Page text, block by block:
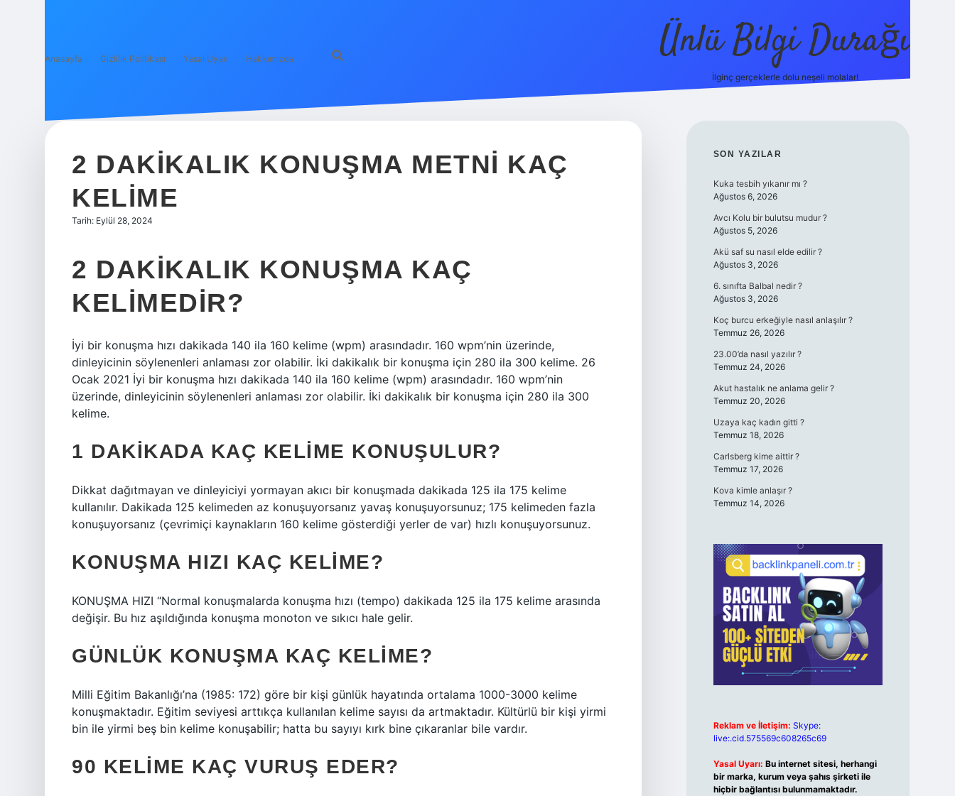
Anasayfa Gizlilik Politikası Yasal Uyarı Hakkımızda Ünlü Bilgi Durağı
İlginç gerçeklerle dolu neşeli molalar!
2 DAKIKALIK KONUŞMA METNI KAÇ
KELIME
Tarih: Eylül 28, 2024
2 DAKIKALIK KONUŞMA KAÇ
KELIMEDIR?
İyi bir konuşma hızı dakikada 140 ila 160 kelime (wpm) arasındadır. 160 wpm’nin üzerinde,
dinleyicinin söylenenleri anlaması zor olabilir. İki dakikalık bir konuşma için 280 ila 300 kelime. 26
Ocak 2021 İyi bir konuşma hızı dakikada 140 ila 160 kelime (wpm) arasındadır. 160 wpm’nin
üzerinde, dinleyicinin söylenenleri anlaması zor olabilir. İki dakikalık bir konuşma için 280 ila 300
kelime.
1 DAKIKADA KAÇ KELIME KONUŞULUR?
Dikkat dağıtmayan ve dinleyiciyi yormayan akıcı bir konuşmada dakikada 125 ila 175 kelime
kullanılır. Dakikada 125 kelimeden az konuşuyorsanız yavaş konuşuyorsunuz; 175 kelimeden fazla
konuşuyorsanız (çevrimiçi kaynakların 160 kelime gösterdiği yerler de var) hızlı konuşuyorsunuz.
KONUŞMA HIZI KAÇ KELIME?
KONUŞMA HIZI “Normal konuşmalarda konuşma hızı (tempo) dakikada 125 ila 175 kelime arasında
değişir. Bu hız aşıldığında konuşma monoton ve sıkıcı hale gelir.
GÜNLÜK KONUŞMA KAÇ KELIME?
Milli Eğitim Bakanlığı’na (1985: 172) göre bir kişi günlük hayatında ortalama 1000-3000 kelime
konuşmaktadır. Eğitim seviyesi arttıkça kullanılan kelime sayısı da artmaktadır. Kültürlü bir kişi yirmi
bin ile yirmi beş bin kelime konuşabilir; hatta bu sayıyı kırk bine çıkaranlar bile vardır.
90 KELIME KAÇ VURUŞ EDER?
SIDEBAR
SON YAZILAR
Kuka tesbih yıkanır mı ?
Ağustos 6, 2026
Avcı Kolu bir bulutsu mudur ?
Ağustos 5, 2026
Akü saf su nasıl elde edilir ?
Ağustos 3, 2026
6. sınıfta Balbal nedir ?
Ağustos 3, 2026
Koç burcu erkeğiyle nasıl anlaşılır ?
Temmuz 26, 2026
23.00’da nasıl yazılır ?
Temmuz 24, 2026
Akut hastalık ne anlama gelir ?
Temmuz 20, 2026
Uzaya kaç kadın gitti ?
Temmuz 18, 2026
Carlsberg kime aittir ?
Temmuz 17, 2026
Kova kimle anlaşır ?
Temmuz 14, 2026
Reklam ve İletişim: Skype:
live:.cid.575569c608265c69
Yasal Uyarı: Bu internet sitesi, herhangi
bir marka, kurum veya şahıs şirketi ile
hiçbir bağlantısı bulunmamaktadır.